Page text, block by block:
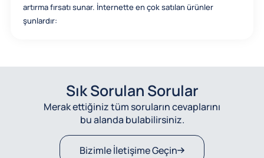
artırma fırsatı sunar. İnternette en çok satılan ürünler
şunlardır:
Sık Sorulan Sorular
Merak ettiğiniz tüm soruların cevaplarını
bu alanda bulabilirsiniz.
Bizimle İletişime Geçin